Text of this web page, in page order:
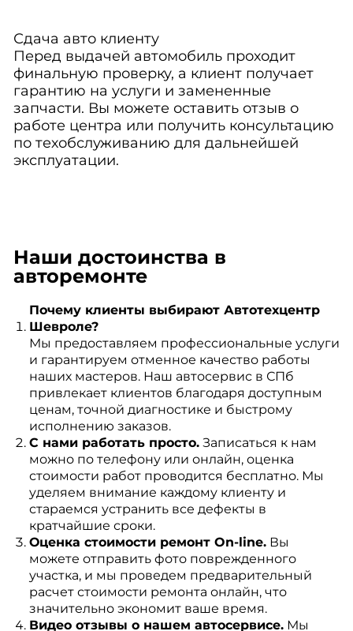
Сдача авто клиенту
Перед выдачей автомобиль проходит
финальную проверку, а клиент получает
гарантию на услуги и замененные
запчасти. Вы можете оставить отзыв о
работе центра или получить консультацию
по техобслуживанию для дальнейшей
эксплуатации.
Наши достоинства в
авторемонте
Почему клиенты выбирают Автотехцентр
Шевроле?
Мы предоставляем профессиональные услуги
и гарантируем отменное качество работы
наших мастеров. Наш автосервис в СПб
привлекает клиентов благодаря доступным
ценам, точной диагностике и быстрому
исполнению заказов.
С нами работать просто.Записаться к нам
можно по телефону или онлайн, оценка
стоимости работ проводится бесплатно. Мы
уделяем внимание каждому клиенту и
стараемся устранить все дефекты в
кратчайшие сроки.
Оценка стоимости ремонт On-line.Вы
можете отправить фото поврежденного
участка, и мы проведем предварительный
расчет стоимости ремонта онлайн, что
значительно экономит ваше время.
Видео отзывы о нашем автосервисе.Мы